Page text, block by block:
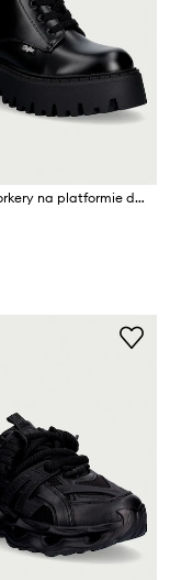
Buffalo workery na platformie damskie Aspen Lace Up